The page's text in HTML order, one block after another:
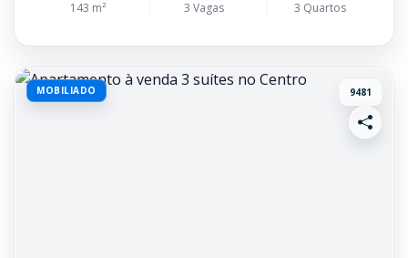
143 m² 3 Vagas 3 Quartos
MOBILIADO 9481